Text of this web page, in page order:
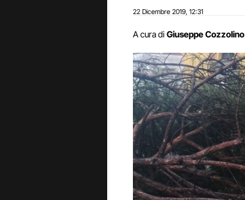
22 Dicembre 2019 12:31
A cura di Giuseppe Cozzolino